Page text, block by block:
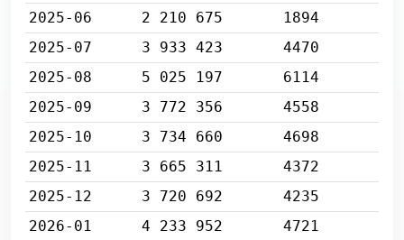
2025-06
2 210 675
1894
2025-07
3 933 423
4470
2025-08
5 025 197
6114
2025-09
3 772 356
4558
2025-10
3 734 660
4698
2025-11
3 665 311
4372
2025-12
3 720 692
4235
2026-01
4 233 952 4721